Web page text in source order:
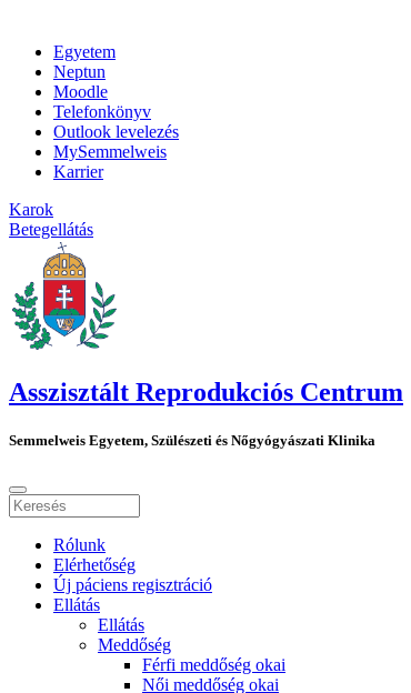
Egyetem
Neptun
Moodle
Telefonkönyv
Outlook levelezés
MySemmelweis
Karrier
Karok
Betegellátás
Asszisztált Reprodukciós Centrum
Semmelweis Egyetem, Szülészeti és Nőgyógyászati Klinika
Rólunk
Elérhetőség
Új páciens regisztráció
Ellátás
Ellátás
Meddőség
Férfi meddőség okai
Női meddőség okai